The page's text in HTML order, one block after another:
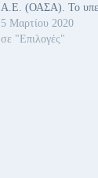
Α.Ε. (ΟΑΣΑ). Το
ο διορισμός του κ.
«στους στρατηγικούς
5 Μαρτίου 2020
σε "Επιλογές"